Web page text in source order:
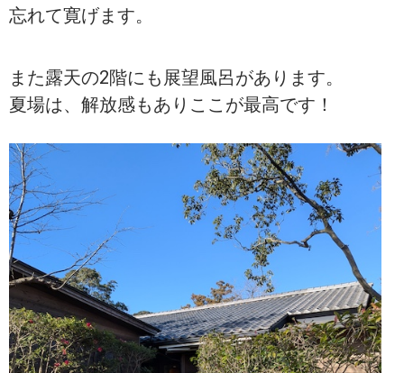
忘れて寛げます。
また露天の2階にも展望風呂があります。
夏場は、解放感もありここが最高です！